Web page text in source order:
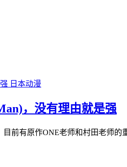
日本动漫
，没有理由就是强
目前有原作ONE老师和村田老师